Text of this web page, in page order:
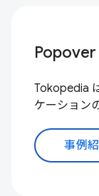
Popover
Tokopedia
ケーション
事例